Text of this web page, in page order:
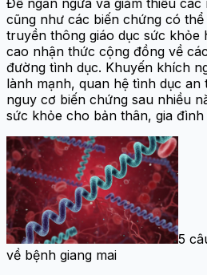
cũng như các biến chứng có
truyền thông giáo dục sức khỏe
cao nhận thức cộng đồng về
đường tình dục. Khuyến khích
lành mạnh, quan hệ tình dục an
nguy cơ biến chứng sau nhiều
sức khỏe cho bản thân, gia đình
5
về bệnh giang mai